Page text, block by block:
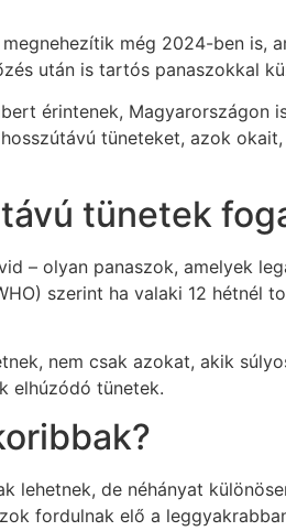
még 2024-ben is,
után is tartós panaszokkal
érintenek, Magyarországon
tüneteket, azok
tünetek
– olyan panaszok, amelyek
szerint ha valaki 12 hétnél
nem csak azokat, akik
elhúzódó tünetek.
lehetnek, de néhányat
fordulnak elő a